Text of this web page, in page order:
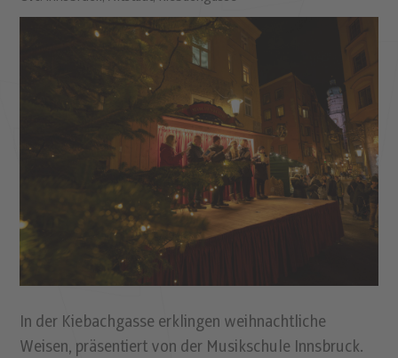
In der Kiebachgasse erklingen weihnachtliche
Weisen, präsentiert von der Musikschule Innsbruck.